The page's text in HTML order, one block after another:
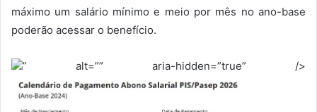
máximo um salário mínimo e meio por mês no ano-base
poderão acessar o benefício.
” alt=”” aria-hidden=”true” />